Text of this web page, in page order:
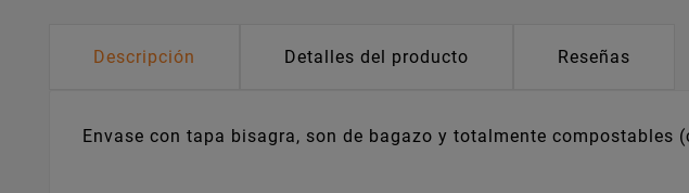
Descripción Detalles del producto Reseñas
Envase con tapa bisagra, son de bagazo y totalmente compostables